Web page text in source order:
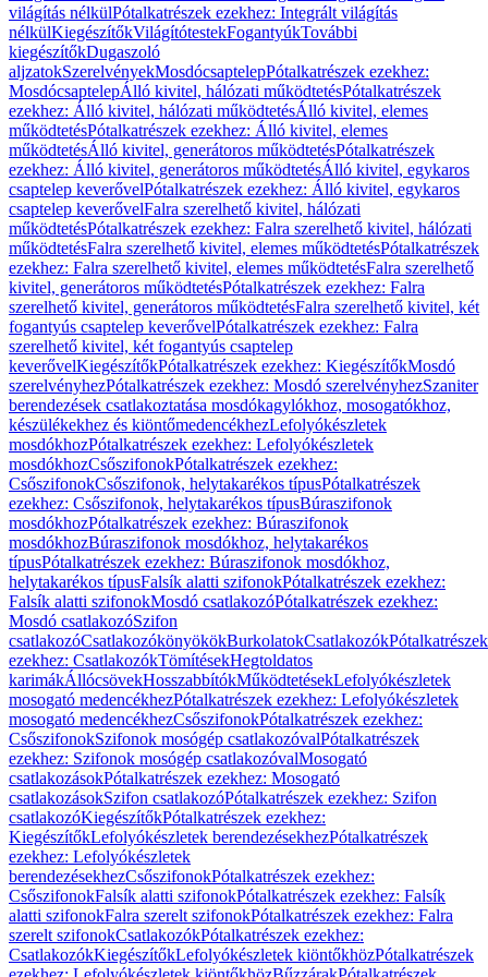
világítás nélkülPótalkatrészek ezekhez: Integrált világítás
nélkülKiegészítőkVilágítótestekFogantyúkTovábbi
kiegészítőkDugaszoló
aljzatokSzerelvényekMosdócsaptelepPótalkatrészek ezekhez:
MosdócsaptelepÁlló kivitel, hálózati működtetésPótalkatrészek
ezekhez: Álló kivitel, hálózati működtetésÁlló kivitel, elemes
működtetésPótalkatrészek ezekhez: Álló kivitel, elemes
működtetésÁlló kivitel, generátoros működtetésPótalkatrészek
ezekhez: Álló kivitel, generátoros működtetésÁlló kivitel, egykaros
csaptelep keverővelPótalkatrészek ezekhez: Álló kivitel, egykaros
csaptelep keverővelFalra szerelhető kivitel, hálózati
működtetésPótalkatrészek ezekhez: Falra szerelhető kivitel, hálózati
működtetésFalra szerelhető kivitel, elemes működtetésPótalkatrészek
ezekhez: Falra szerelhető kivitel, elemes működtetésFalra szerelhető
kivitel, generátoros működtetésPótalkatrészek ezekhez: Falra
szerelhető kivitel, generátoros működtetésFalra szerelhető kivitel, két
fogantyús csaptelep keverővelPótalkatrészek ezekhez: Falra
szerelhető kivitel, két fogantyús csaptelep
keverővelKiegészítőkPótalkatrészek ezekhez: KiegészítőkMosdó
szerelvényhezPótalkatrészek ezekhez: Mosdó szerelvényhezSzaniter
berendezések csatlakoztatása mosdókagylókhoz, mosogatókhoz,
készülékekhez és kiöntőmedencékhezLefolyókészletek
mosdókhozPótalkatrészek ezekhez: Lefolyókészletek
mosdókhozCsőszifonokPótalkatrészek ezekhez:
CsőszifonokCsőszifonok, helytakarékos típusPótalkatrészek
ezekhez: Csőszifonok, helytakarékos típusBúraszifonok
mosdókhozPótalkatrészek ezekhez: Búraszifonok
mosdókhozBúraszifonok mosdókhoz, helytakarékos
típusPótalkatrészek ezekhez: Búraszifonok mosdókhoz,
helytakarékos típusFalsík alatti szifonokPótalkatrészek ezekhez:
Falsík alatti szifonokMosdó csatlakozóPótalkatrészek ezekhez:
Mosdó csatlakozóSzifon
csatlakozóCsatlakozókönyökökBurkolatokCsatlakozókPótalkatrészek
ezekhez: CsatlakozókTömítésekHegtoldatos
karimákÁllócsövekHosszabbítókMűködtetésekLefolyókészletek
mosogató medencékhezPótalkatrészek ezekhez: Lefolyókészletek
mosogató medencékhezCsőszifonokPótalkatrészek ezekhez:
CsőszifonokSzifonok mosógép csatlakozóvalPótalkatrészek
ezekhez: Szifonok mosógép csatlakozóvalMosogató
csatlakozásokPótalkatrészek ezekhez: Mosogató
csatlakozásokSzifon csatlakozóPótalkatrészek ezekhez: Szifon
csatlakozóKiegészítőkPótalkatrészek ezekhez:
KiegészítőkLefolyókészletek berendezésekhezPótalkatrészek
ezekhez: Lefolyókészletek
berendezésekhezCsőszifonokPótalkatrészek ezekhez:
CsőszifonokFalsík alatti szifonokPótalkatrészek ezekhez: Falsík
alatti szifonokFalra szerelt szifonokPótalkatrészek ezekhez: Falra
szerelt szifonokCsatlakozókPótalkatrészek ezekhez:
CsatlakozókKiegészítőkLefolyókészletek kiöntőkhözPótalkatrészek